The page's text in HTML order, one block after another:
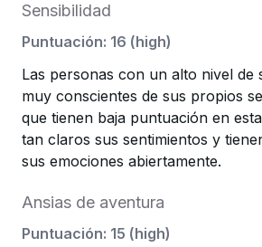
Sensibilidad
Puntuación: 16 (high)
Las personas con un alto nivel de
muy conscientes de sus propios
que tienen baja puntuación en
tan claros sus sentimientos y
sus emociones abiertamente.
Ansias de aventura
Puntuación: 15 (high)